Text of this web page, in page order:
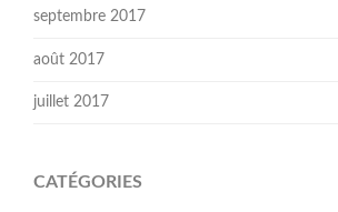
septembre 2017
août 2017
juillet 2017
CATÉGORIES